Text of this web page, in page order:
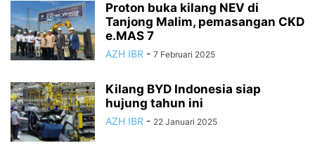
Proton buka kilang NEV di
Tanjong Malim, pemasangan CKD
e.MAS 7
AZH IBR - 7 Februari 2025
Kilang BYD Indonesia siap
hujung tahun ini
AZH IBR - 22 Januari 2025